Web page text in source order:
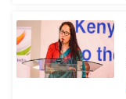
ट
खे
ल